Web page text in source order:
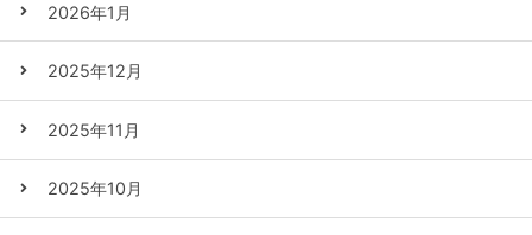
2026年1月
2025年12月
2025年11月
2025年10月